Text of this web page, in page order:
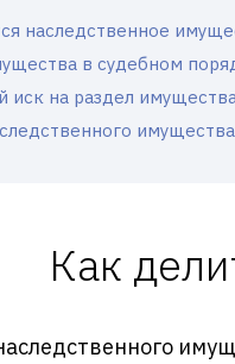
наследственное
в судебном
иск на раздел
Как